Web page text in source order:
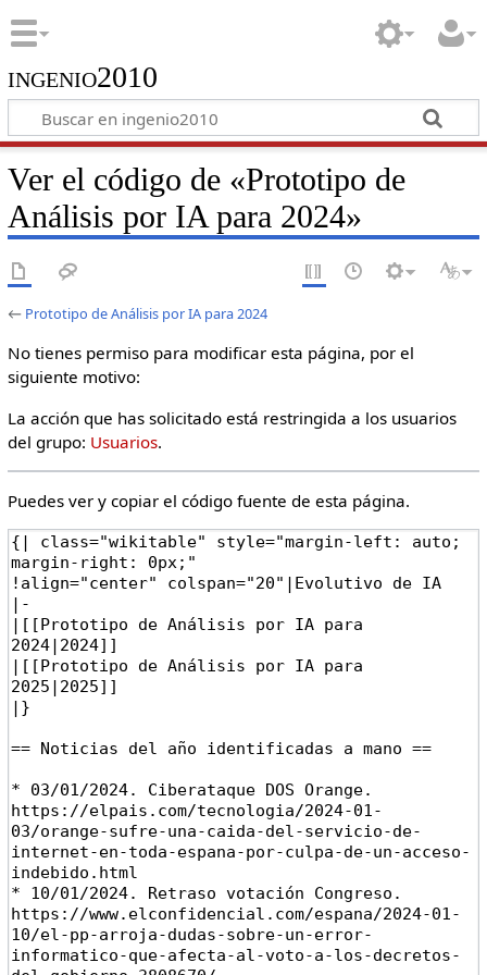
ingenio2010
Ver el código de «Prototipo de
Análisis por IA para 2024»
← Prototipo de Análisis por IA para 2024
No tienes permiso para modificar esta página, por el
siguiente motivo:
La acción que has solicitado está restringida a los usuarios
del grupo: Usuarios.
Puedes ver y copiar el código fuente de esta página.